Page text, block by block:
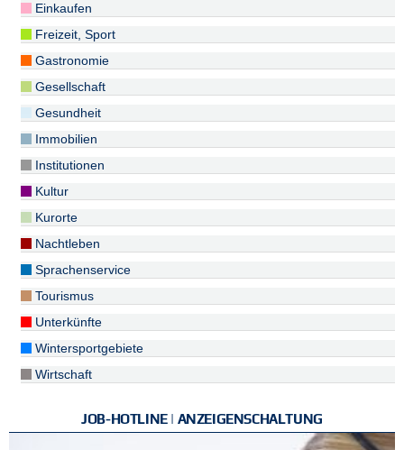
Einkaufen
Freizeit, Sport
Gastronomie
Gesellschaft
Gesundheit
Immobilien
Institutionen
Kultur
Kurorte
Nachtleben
Sprachenservice
Tourismus
Unterkünfte
Wintersportgebiete
Wirtschaft
JOB-HOTLINE | ANZEIGENSCHALTUNG